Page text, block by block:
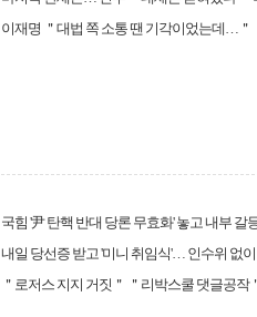
이재명 ＂대법 쪽 소통 땐 기각이었는데…＂
국힘 '尹 탄핵 반대 당론 무효화' 놓고 내부 갈
내일 당선증 받고 '미니 취임식'… 인수위 없
＂로저스 지지 거짓＂ ＂리박스쿨 댓글공작